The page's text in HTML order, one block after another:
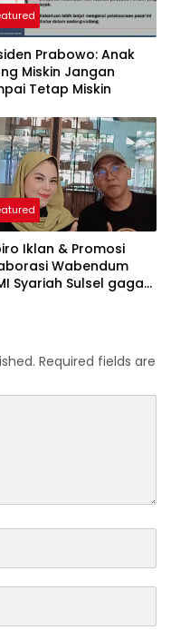
Prabowo: Anak
Miskin Jangan
Tetap Miskin
Iklan & Promosi
Wabendum
Syariah Sulsel gagas
Required fields are